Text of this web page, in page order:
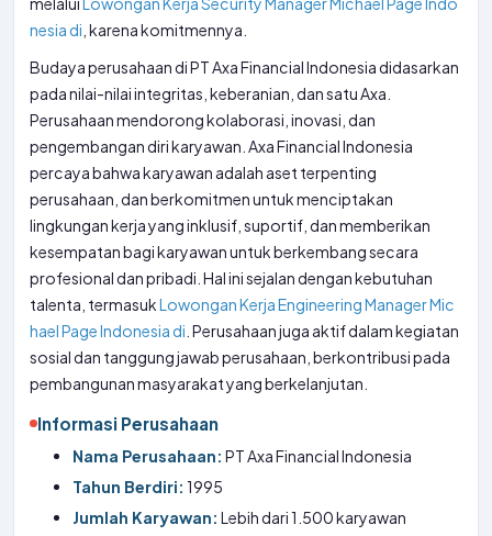
nesia di , karena komitmennya.
Budaya perusahaan di PT Axa Financial Indonesia didasarkan
pada nilai-nilai integritas, keberanian, dan satu Axa.
Perusahaan mendorong kolaborasi, inovasi, dan
pengembangan diri karyawan. Axa Financial Indonesia
percaya bahwa karyawan adalah aset terpenting
perusahaan, dan berkomitmen untuk menciptakan
lingkungan kerja yang inklusif, suportif, dan memberikan
kesempatan bagi karyawan untuk berkembang secara
profesional dan pribadi. Hal ini sejalan dengan kebutuhan
talenta, termasukLowongan Kerja Engineering Manager Mic
hael Page Indonesia di . Perusahaan juga aktif dalam kegiatan
sosial dan tanggung jawab perusahaan, berkontribusi pada
pembangunan masyarakat yang berkelanjutan.
Informasi Perusahaan
Nama Perusahaan: PT Axa Financial Indonesia
Tahun Berdiri: 1995
Jumlah Karyawan: Lebih dari 1.500 karyawan